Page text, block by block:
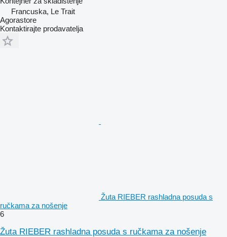
Francuska, Le Trait
Agorastore
Kontaktirajte prodavatelja
Žuta RIEBER rashladna posuda s
ručkama za nošenje
6
Žuta RIEBER rashladna posuda s ručkama za nošenje